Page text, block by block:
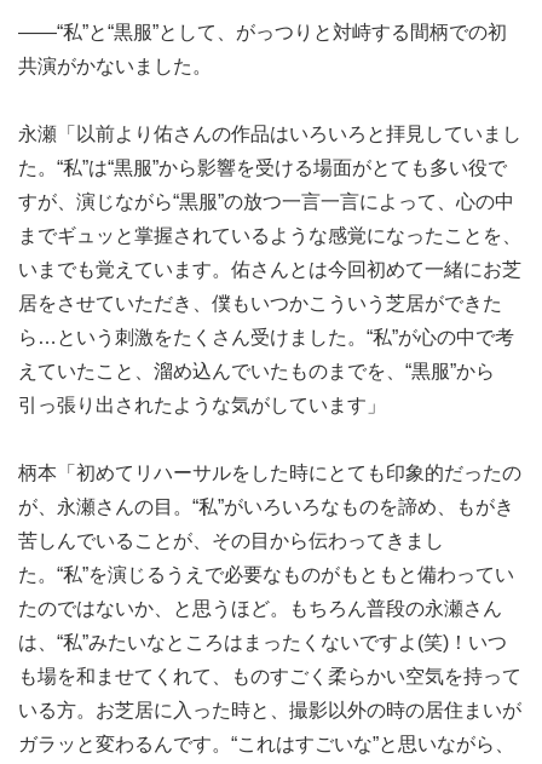
――“私”と“黒服”として、がっつりと対峙する間柄での初
共演がかないました。
永瀬「以前より佑さんの作品はいろいろと拝見していまし
た。“私”は“黒服”から影響を受ける場面がとても多い役で
すが、演じながら“黒服”の放つ一言一言によって、心の中
までギュッと掌握されているような感覚になったことを、
いまでも覚えています。佑さんとは今回初めて一緒にお芝
居をさせていただき、僕もいつかこういう芝居ができた
ら…という刺激をたくさん受けました。“私”が心の中で考
えていたこと、溜め込んでいたものまでを、“黒服”から
引っ張り出されたような気がしています」
柄本「初めてリハーサルをした時にとても印象的だったの
が、永瀬さんの目。“私”がいろいろなものを諦め、もがき
苦しんでいることが、その目から伝わってきまし
た。“私”を演じるうえで必要なものがもともと備わってい
たのではないか、と思うほど。もちろん普段の永瀬さん
は、“私”みたいなところはまったくないですよ(笑)！いつ
も場を和ませてくれて、ものすごく柔らかい空気を持って
いる方。お芝居に入った時と、撮影以外の時の居住まいが
ガラッと変わるんです。“これはすごいな”と思いながら、